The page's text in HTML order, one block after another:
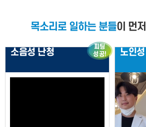
목소리로 일하는 분들이 먼
소음성 난청
피팅
성공!
노인